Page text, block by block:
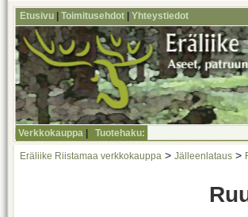
Etusivu Toimitusehdot Yhteystiedot
Verkkokauppa Tuotehaku:
Eräliike Riistamaa verkkokauppa > Jälleenlataus >